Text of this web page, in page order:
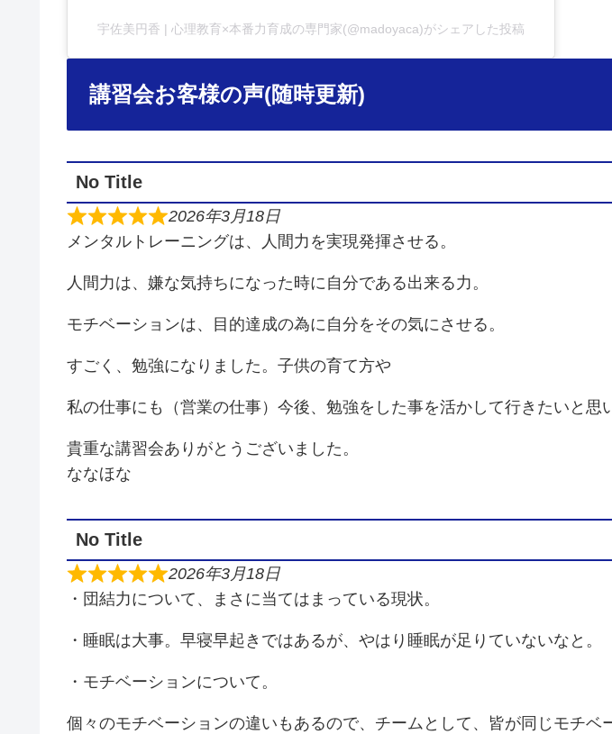
宇佐美円香 | 心理教育×本番力育成の専門家(@madoyaca)がシェアした投稿
講習会お客様の声(随時更新)
No Title
2026年3月18日
メンタルトレーニングは、人間力を実現発揮させる。
人間力は、嫌な気持ちになった時に自分である出来る力。
モチベーションは、目的達成の為に自分をその気にさせる。
すごく、勉強になりました。子供の育て方や
私の仕事にも（営業の仕事）今後、勉強をした事を活かして行きたいと思
貴重な講習会ありがとうございました。
ななほな
No Title
2026年3月18日
・団結力について、まさに当てはまっている現状。
・睡眠は大事。早寝早起きではあるが、やはり睡眠が足りていないなと。
・モチベーションについて。
個々のモチベーションの違いもあるので、チームとして、皆が同じモチベ